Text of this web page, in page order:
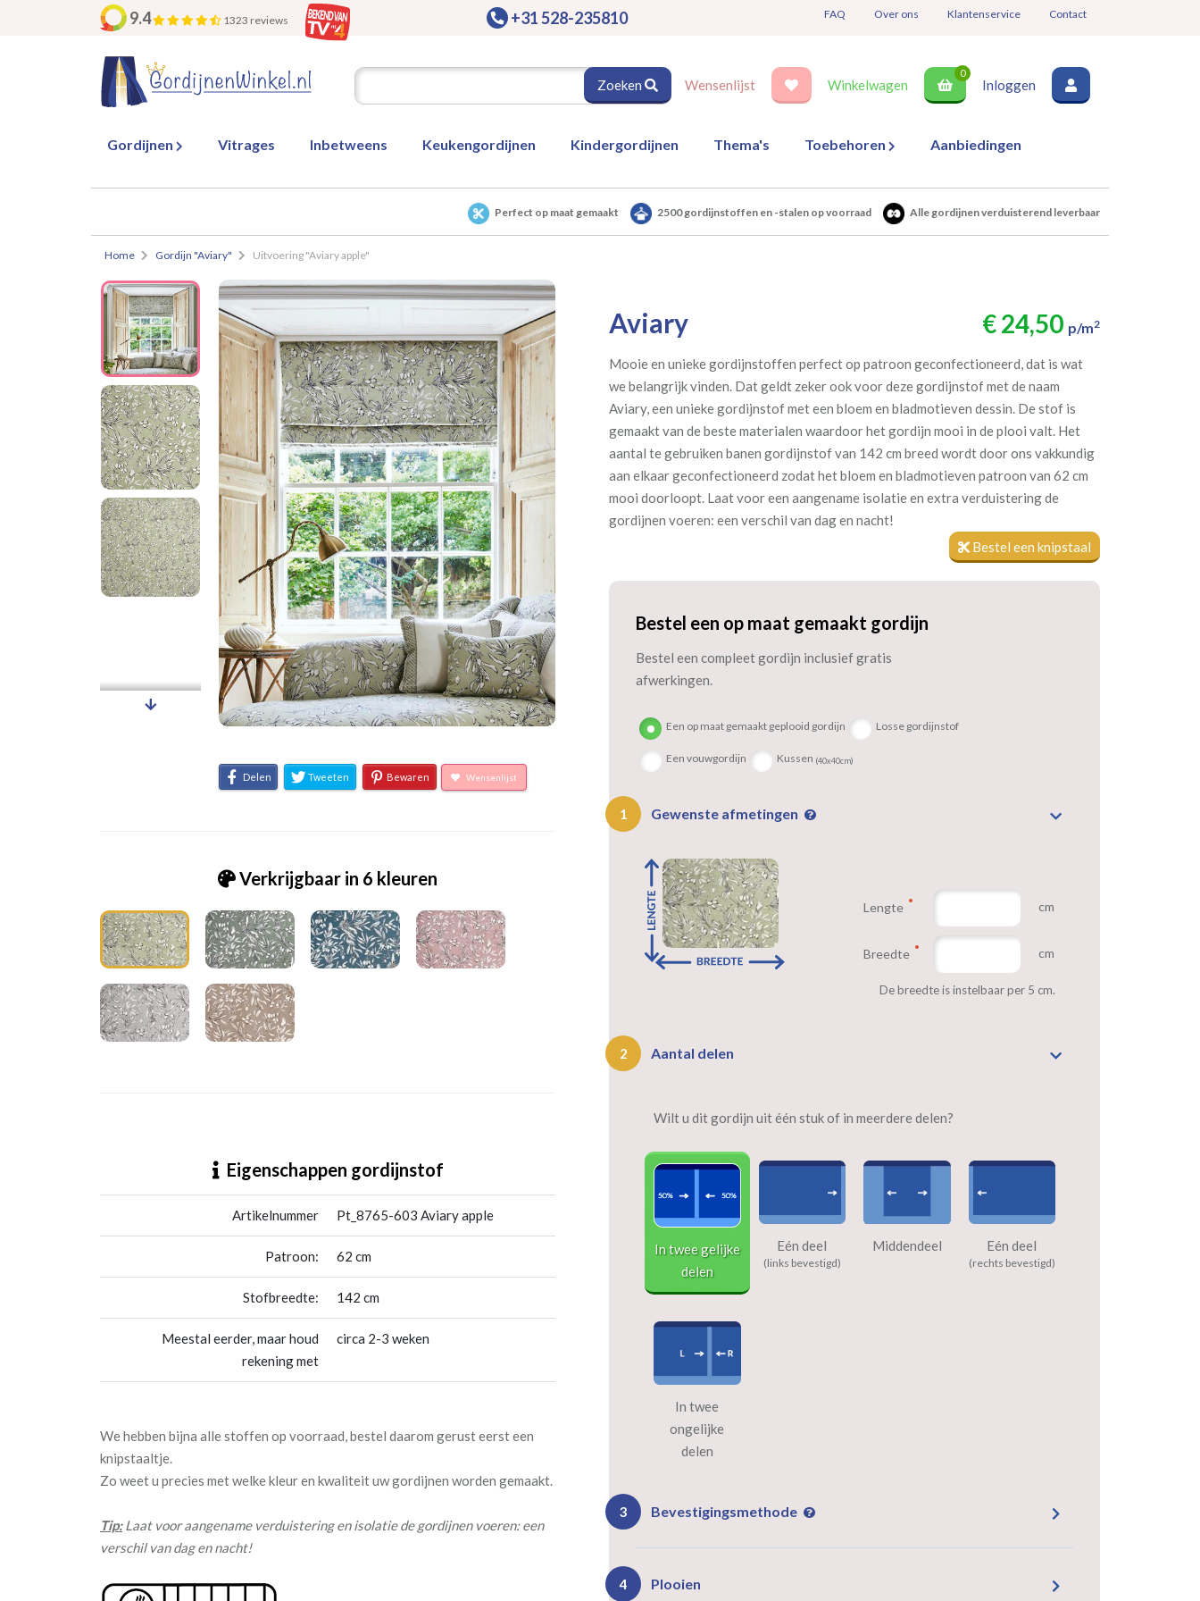
9.4 1323 reviews +31 528-235810 FAQ Over ons Klantenservice Contact
Zoeken Wensenlijst Winkelwagen
0
Inloggen
Gordijnen Vitrages Inbetweens Keukengordijnen Kindergordijnen Thema's Toebehoren Aanbiedingen
Perfect op maat gemaakt 2500 gordijnstoffen en -stalen op voorraad Alle gordijnen verduisterend leverbaar
Home Gordijn "Aviary" Uitvoering "Aviary apple"
Delen Tweeten Bewaren Wensenlijst
Verkrijgbaar in 6 kleuren
Eigenschappen gordijnstof
Artikelnummer Pt_8765-603 Aviary apple
Patroon: 62 cm
Stofbreedte: 142 cm
Meestal eerder, maar houd
rekening met
circa 2-3 weken
We hebben bijna alle stoffen op voorraad, bestel daarom gerust eerst een
knipstaaltje.
Zo weet u precies met welke kleur en kwaliteit uw gordijnen worden gemaakt.
Tip:Laat voor aangename verduistering en isolatie de gordijnen voeren: een
verschil van dag en nacht!
Aviary € 24,50 p/m2
Mooie en unieke gordijnstoffen perfect op patroon geconfectioneerd, dat is wat
we belangrijk vinden. Dat geldt zeker ook voor deze gordijnstof met de naam
Aviary, een unieke gordijnstof met een bloem en bladmotieven dessin. De stof is
gemaakt van de beste materialen waardoor het gordijn mooi in de plooi valt. Het
aantal te gebruiken banen gordijnstof van 142 cm breed wordt door ons vakkundig
aan elkaar geconfectioneerd zodat het bloem en bladmotieven patroon van 62 cm
mooi doorloopt. Laat voor een aangename isolatie en extra verduistering de
gordijnen voeren: een verschil van dag en nacht!
Bestel een knipstaal
Bestel een op maat gemaakt gordijn
Bestel een compleet gordijn inclusief gratis
afwerkingen.
Een op maat gemaakt geplooid gordijn Losse gordijnstof
Een vouwgordijn Kussen (40x40cm)
1 Gewenste afmetingen
Lengte cm
Breedte cm
De breedte is instelbaar per 5 cm.
2 Aantal delen
Wilt u dit gordijn uit één stuk of in meerdere delen?
In twee gelijke
delen
Eén deel
(links bevestigd)
Middendeel Eén deel
(rechts bevestigd)
In twee
ongelijke
delen
3 Bevestigingsmethode
4 Plooien